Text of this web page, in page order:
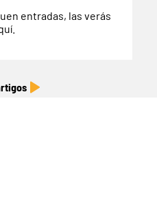
entradas, las verás